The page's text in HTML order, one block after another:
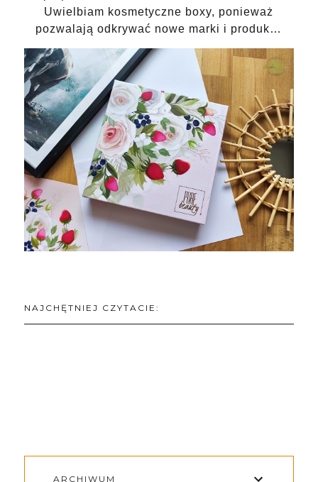
Uwielbiam kosmetyczne boxy, ponieważ
pozwalają odkrywać nowe marki i produk…
NAJCHĘTNIEJ CZYTACIE:
ARCHIWUM